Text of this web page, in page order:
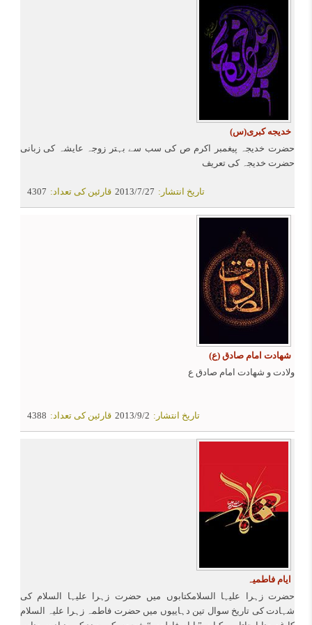
ہے یا نہیں ؟ اور اگر ثابت نہ ہو تو اگلے روز روزہ رکھے اور
اگر اس دن افطار کرلیا تھا تو بعد میں اس کی قضا کرے کیونکہ
یہ ماہ رمضان کا جزء شمار ہوتا ہے ۔
خدیجه کبری(س)
حضرت خدیجہ پیغمبر اکرم ص کی سب سے بہتر زوجہ عایشہ کی زبانی
حضرت خدیجہ کی تعریف
4307 قارئین کی تعداد: 2013/7/27 تاریخ انتشار:
شهادت امام صادق (ع)
ولادت و شهادت امام صادق ع
4388 قارئین کی تعداد: 2013/9/2 تاریخ انتشار:
ایام فاطمیہ
حضرت زہرا علیہا السلامکتابوں میں حضرت زہرا علیہا السلام کی
شہادت کی تاریخ سوال تین دہاییوں میں حضرت فاطمہ زہرا علیہ السلام